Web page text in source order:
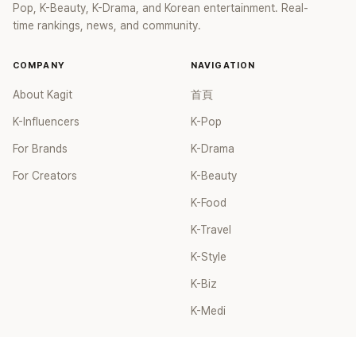
Pop, K-Beauty, K-Drama, and Korean entertainment. Real-
time rankings, news, and community.
COMPANY
About Kagit
K-Influencers
For Brands
For Creators
NAVIGATION
首頁
K-Pop
K-Drama
K-Beauty
K-Food
K-Travel
K-Style
K-Biz
K-Medi